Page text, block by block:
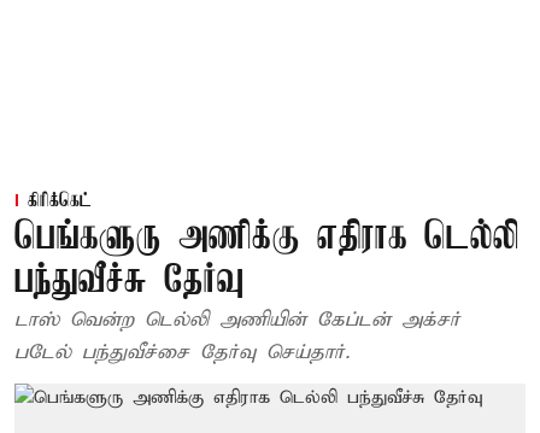
கிரிக்கெட்
பெங்களுரு அணிக்கு எதிராக டெல்லி
பந்துவீச்சு தேர்வு
டாஸ் வென்ற டெல்லி அணியின் கேப்டன் அக்சர்
படேல் பந்துவீச்சை தேர்வு செய்தார்.